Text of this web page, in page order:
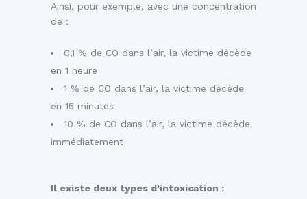
Ainsi, pour exemple, avec une concentration
de :
0,1 % de CO dans l’air, la victime décède
en 1 heure
1 % de CO dans l’air, la victime décède
en 15 minutes
10 % de CO dans l’air, la victime décède
immédiatement
Il existe deux types d’intoxication :